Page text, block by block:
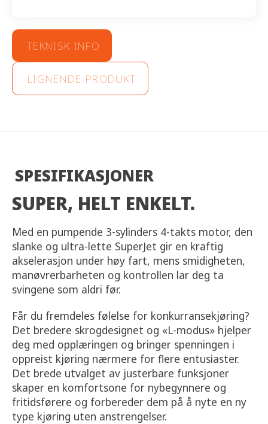
TEKNISK INFO
LIGNENDE PRODUKT
SPESIFIKASJONER
SUPER, HELT ENKELT.
Med en pumpende 3-sylinders 4-takts motor, den
slanke og ultra-lette SuperJet gir en kraftig
akselerasjon under høy fart, mens smidigheten,
manøvrerbarheten og kontrollen lar deg ta
svingene som aldri før.
Får du fremdeles følelse for konkurransekjøring?
Det bredere skrogdesignet og «L-modus» hjelper
deg med opplæringen og bringer spenningen i
oppreist kjøring nærmere for flere entusiaster.
Det brede utvalget av justerbare funksjoner
skaper en komfortsone for nybegynnere og
fritidsførere og forbereder dem på å nyte en ny
type kjøring uten anstrengelser.